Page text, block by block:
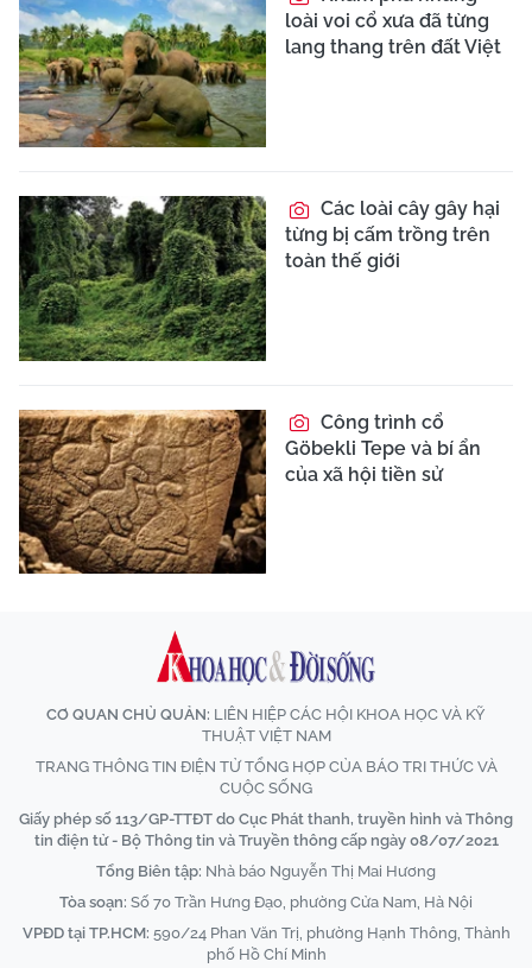
loài voi cổ xưa đã từng
lang thang trên đất Việt
Các loài cây gây hại
từng bị cấm trồng trên
toàn thế giới
Công trình cổ
Göbekli Tepe và bí ẩn
của xã hội tiền sử
CƠ QUAN CHỦ QUẢN: LIÊN HIỆP CÁC HỘI KHOA HỌC VÀ KỸ
THUẬT VIỆT NAM
TRANG THÔNG TIN ĐIỆN TỬ TỔNG HỢP CỦA BÁO TRI THỨC VÀ
CUỘC SỐNG
Giấy phép số 113/GP-TTĐT do Cục Phát thanh, truyền hình và Thông
tin điện tử - Bộ Thông tin và Truyền thông cấp ngày 08/07/2021
Tổng Biên tập: Nhà báo Nguyễn Thị Mai Hương
Tòa soạn: Số 70 Trần Hưng Đạo, phường Cửa Nam, Hà Nội
VPĐD tại TP.HCM: 590/24 Phan Văn Trị, phường Hạnh Thông, Thành
phố Hồ Chí Minh